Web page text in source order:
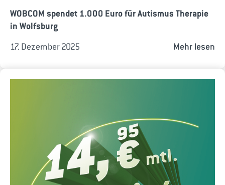
WOBCOM spendet 1.000 Euro für Autismus Therapie
in Wolfsburg
17. Dezember 2025 Mehr lesen